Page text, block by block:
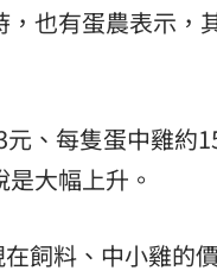
也有蛋農表示，
、每隻蛋中雞約
大幅上升。
飼料、中小雞的